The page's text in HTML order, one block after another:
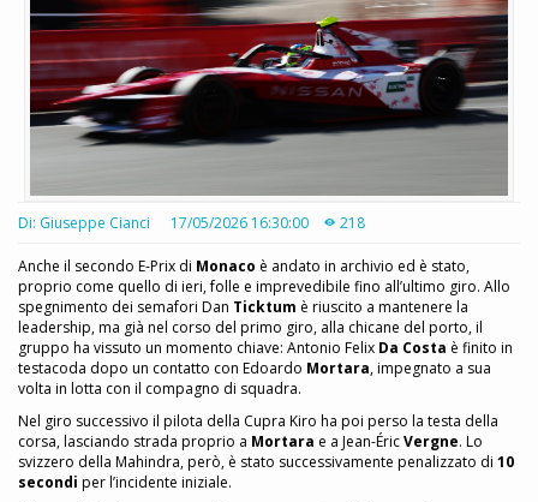
Di: Giuseppe Cianci 17/05/2026 16:30:00 218
Anche il secondo E-Prix di Monaco è andato in archivio ed è stato,
proprio come quello di ieri, folle e imprevedibile fino all’ultimo giro. Allo
spegnimento dei semafori Dan Ticktum è riuscito a mantenere la
leadership, ma già nel corso del primo giro, alla chicane del porto, il
gruppo ha vissuto un momento chiave: Antonio Felix Da Costa è finito in
testacoda dopo un contatto con Edoardo Mortara, impegnato a sua
volta in lotta con il compagno di squadra.
Nel giro successivo il pilota della Cupra Kiro ha poi perso la testa della
corsa, lasciando strada proprio a Mortara e a Jean-ÉricVergne. Lo
svizzero della Mahindra, però, è stato successivamente penalizzato di 10
secondi per l’incidente iniziale.